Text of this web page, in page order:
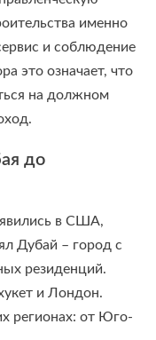
именно
и соблюдение
это означает, что
на должном
до
в США,
Дубай – город с
резиденций.
и Лондон.
регионах: от Юго-